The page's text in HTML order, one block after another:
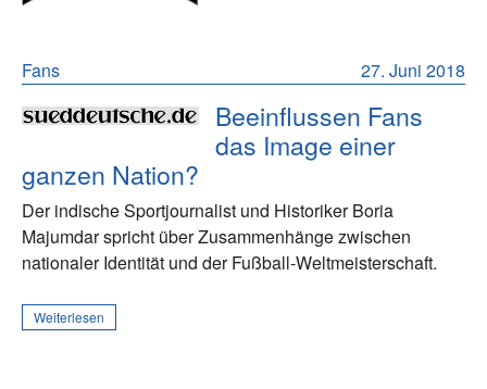
27. Juni 2018
Fans
Beeinflussen Fans
das Image einer
ganzen Nation?
Der indische Sportjournalist und Historiker Boria
Majumdar spricht über Zusammenhänge zwischen
nationaler Identität und der Fußball-Weltmeisterschaft.
Weiterlesen